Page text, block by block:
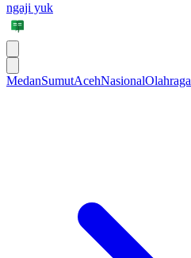
ngaji yuk
MedanSumutAcehNasionalOlahraga